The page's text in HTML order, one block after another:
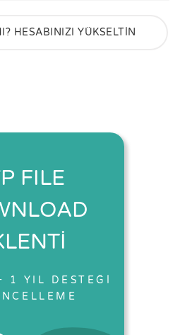
HESABINIZI YÜKSELTİN
FILE
1 YIL DESTEĞİ